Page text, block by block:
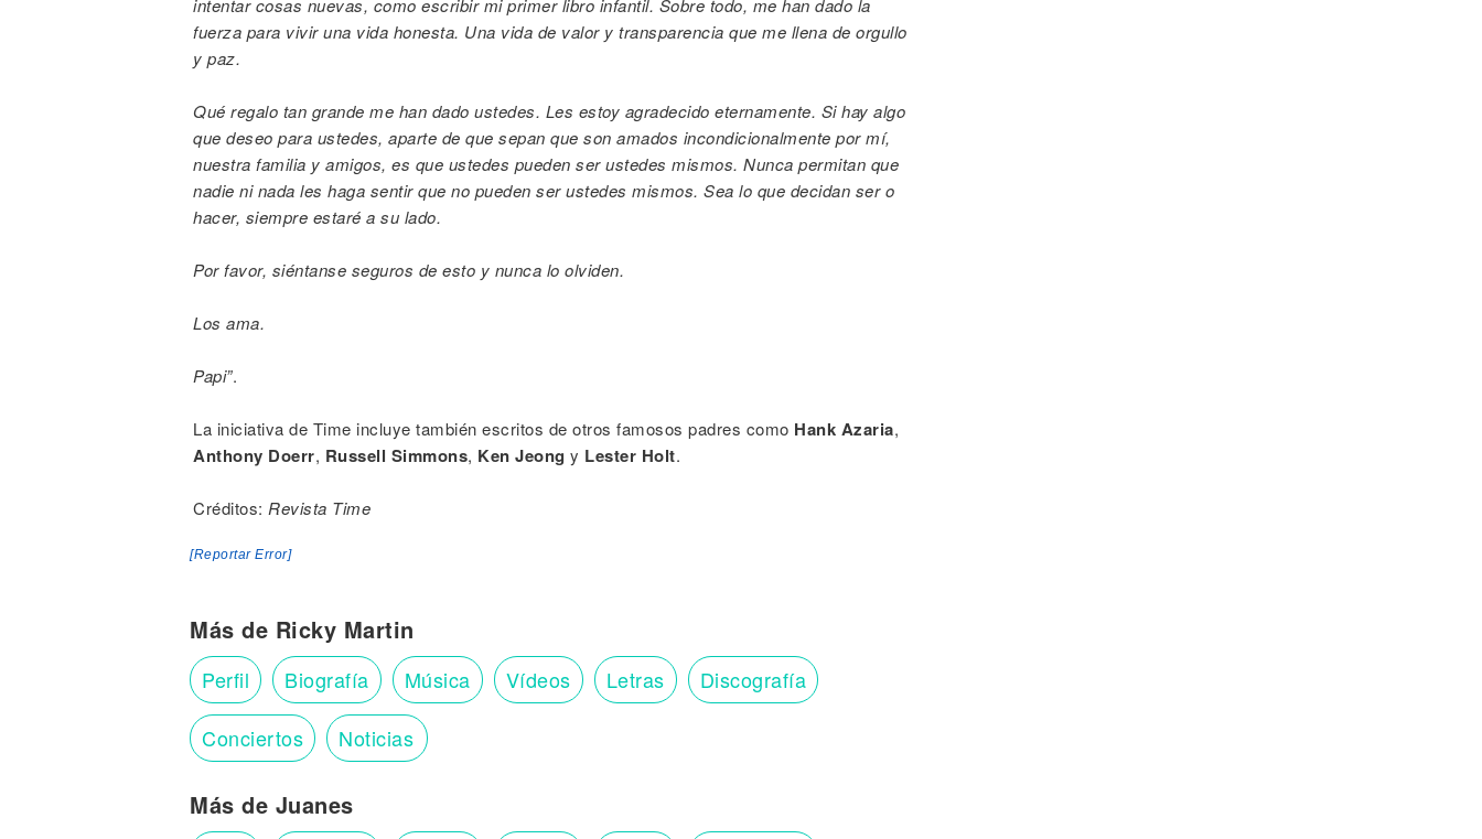
intentar cosas nuevas, como escribir mi primer libro infantil. Sobre todo, me han dado la
fuerza para vivir una vida honesta. Una vida de valor y transparencia que me llena de orgullo
y paz.
Qué regalo tan grande me han dado ustedes. Les estoy agradecido eternamente. Si hay algo
que deseo para ustedes, aparte de que sepan que son amados incondicionalmente por mí,
nuestra familia y amigos, es que ustedes pueden ser ustedes mismos. Nunca permitan que
nadie ni nada les haga sentir que no pueden ser ustedes mismos. Sea lo que decidan ser o
hacer, siempre estaré a su lado.
Por favor, siéntanse seguros de esto y nunca lo olviden.
Los ama.
Papi”.
La iniciativa de Time incluye también escritos de otros famosos padres como Hank Azaria,
Anthony Doerr, Russell Simmons, Ken Jeong y Lester Holt.
Créditos: Revista Time
[Reportar Error]
Más de Ricky Martin
Perfil Biografía Música Vídeos Letras Discografía
Conciertos Noticias
Más de Juanes